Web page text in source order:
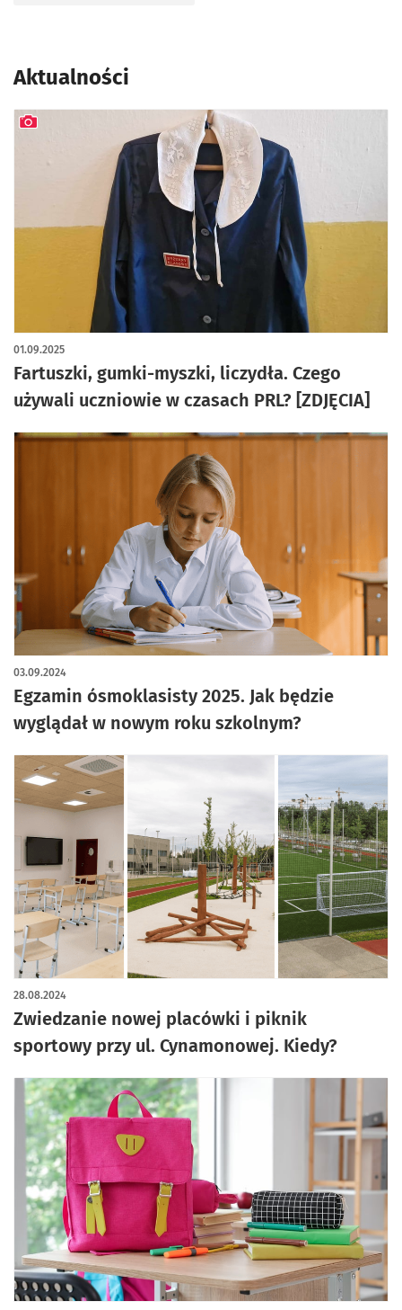
Aktualności
Fartuszki, gumki-myszki, liczydła. Czego
używali uczniowie w czasach PRL? [ZDJĘCIA]
01.09.2025
artykuł z galerią zdjęć
Egzamin ósmoklasisty 2025. Jak będzie
wyglądał w nowym roku szkolnym?
03.09.2024
Zwiedzanie nowej placówki i piknik
sportowy przy ul. Cynamonowej. Kiedy?
28.08.2024